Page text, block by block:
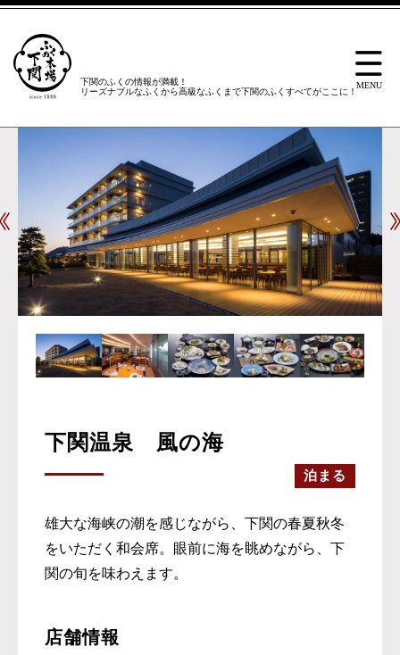
下関のふくの情報が満載！
リーズナブルなふくから高級なふくまで下関のふくすべてがここに！
下関温泉 風の海
泊まる
雄大な海峡の潮を感じながら、下関の春夏秋冬
をいただく和会席。眼前に海を眺めながら、下
関の旬を味わえます。
店舗情報